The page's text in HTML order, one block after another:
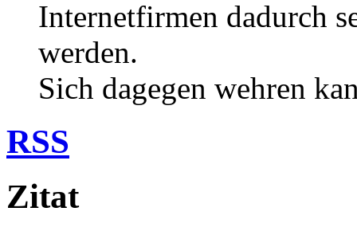
Internetfirmen dadurch
werden.
Sich dagegen wehren
RSS
Zitat